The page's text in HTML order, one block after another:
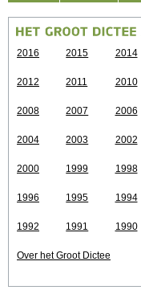
2016 2015 2014
2012 2011 2010
2008 2007 2006
2004 2003 2002
2000 1999 1998
1996 1995 1994
1992 1991 1990
Over het Groot Dictee